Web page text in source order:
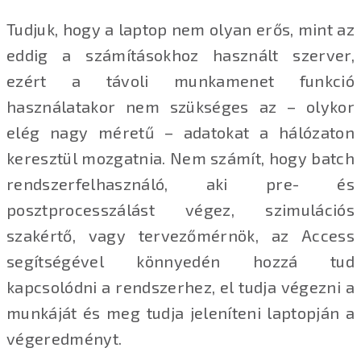
Tudjuk, hogy a laptop nem olyan erős, mint az
eddig a számításokhoz használt szerver,
ezért a távoli munkamenet funkció
használatakor nem szükséges az – olykor
elég nagy méretű – adatokat a hálózaton
keresztül mozgatnia. Nem számít, hogy batch
rendszerfelhasználó, aki pre- és
posztprocesszálást végez, szimulációs
szakértő, vagy tervezőmérnök, az Access
segítségével könnyedén hozzá tud
kapcsolódni a rendszerhez, el tudja végezni a
munkáját és meg tudja jeleníteni laptopján a
végeredményt.